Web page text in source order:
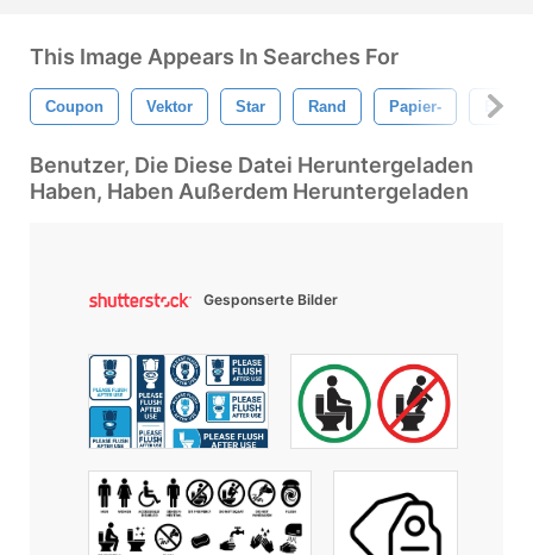
This Image Appears In Searches For
Coupon Vektor Star Rand Papier-
Benutzer, Die Diese Datei Heruntergeladen
Haben, Haben Außerdem Heruntergeladen
Gesponserte Bilder